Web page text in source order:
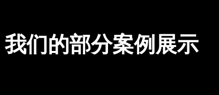
我们的部分案例展示